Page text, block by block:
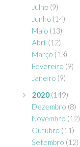
Julho (9)
Junho (14)
Maio (13)
Abril (12)
Março (13)
Fevereiro (9)
Janeiro (9)
2020 (149)
Dezembro (8)
Novembro (12)
Outubro (11)
Setembro (12)